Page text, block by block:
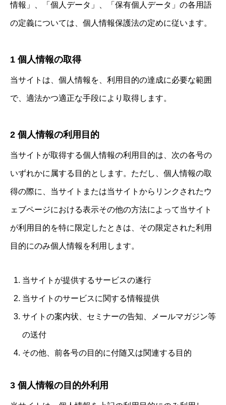
情報」、「個人データ」、「保有個人データ」の各用語
の定義については、個人情報保護法の定めに従います。
1 個人情報の取得
当サイトは、個人情報を、利用目的の達成に必要な範囲
で、適法かつ適正な手段により取得します。
2 個人情報の利用目的
当サイトが取得する個人情報の利用目的は、次の各号の
いずれかに属する目的とします。ただし、個人情報の取
得の際に、当サイトまたは当サイトからリンクされたウ
ェブページにおける表示その他の方法によって当サイト
が利用目的を特に限定したときは、その限定された利用
目的にのみ個人情報を利用します。
当サイトが提供するサービスの遂行
当サイトのサービスに関する情報提供
サイトの案内状、セミナーの告知、メールマガジン等
の送付
その他、前各号の目的に付随又は関連する目的
3 個人情報の目的外利用